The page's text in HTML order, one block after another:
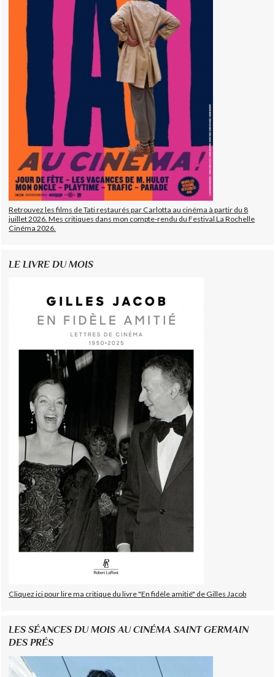
Retrouvez les films de Tati restaurés par Carlotta au cinéma à partir du 8
juillet 2026. Mes critiques dans mon compte-rendu du Festival La Rochelle
Cinéma 2026.
LE LIVRE DU MOIS
Cliquez ici pour lire ma critique du livre "En fidèle amitié" de Gilles Jacob
LES SÉANCES DU MOIS AU CINÉMA SAINT GERMAIN
DES PRÉS